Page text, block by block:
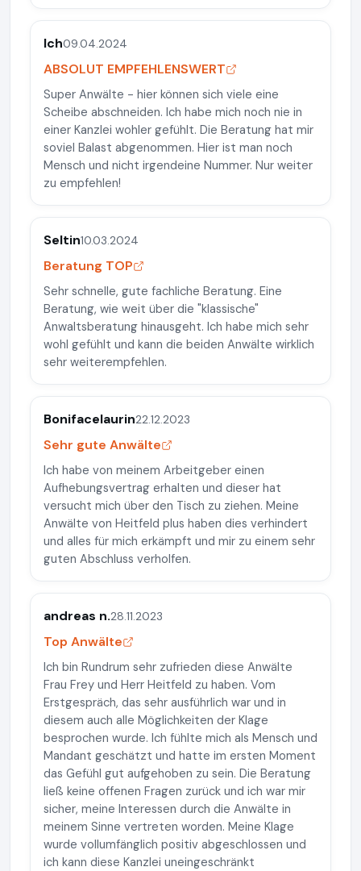
Ich09.04.2024
ABSOLUT EMPFEHLENSWERT
Super Anwälte - hier können sich viele eine
Scheibe abschneiden. Ich habe mich noch nie in
einer Kanzlei wohler gefühlt. Die Beratung hat mir
soviel Balast abgenommen. Hier ist man noch
Mensch und nicht irgendeine Nummer. Nur weiter
zu empfehlen!
Seltin10.03.2024
Beratung TOP
Sehr schnelle, gute fachliche Beratung. Eine
Beratung, wie weit über die "klassische"
Anwaltsberatung hinausgeht. Ich habe mich sehr
wohl gefühlt und kann die beiden Anwälte wirklich
sehr weiterempfehlen.
Bonifacelaurin22.12.2023
Sehr gute Anwälte
Ich habe von meinem Arbeitgeber einen
Aufhebungsvertrag erhalten und dieser hat
versucht mich über den Tisch zu ziehen. Meine
Anwälte von Heitfeld plus haben dies verhindert
und alles für mich erkämpft und mir zu einem sehr
guten Abschluss verholfen.
andreas n.28.11.2023
Top Anwälte
Ich bin Rundrum sehr zufrieden diese Anwälte
Frau Frey und Herr Heitfeld zu haben. Vom
Erstgespräch, das sehr ausführlich war und in
diesem auch alle Möglichkeiten der Klage
besprochen wurde. Ich fühlte mich als Mensch und
Mandant geschätzt und hatte im ersten Moment
das Gefühl gut aufgehoben zu sein. Die Beratung
ließ keine offenen Fragen zurück und ich war mir
sicher, meine Interessen durch die Anwälte in
meinem Sinne vertreten worden. Meine Klage
wurde vollumfänglich positiv abgeschlossen und
ich kann diese Kanzlei uneingeschränkt